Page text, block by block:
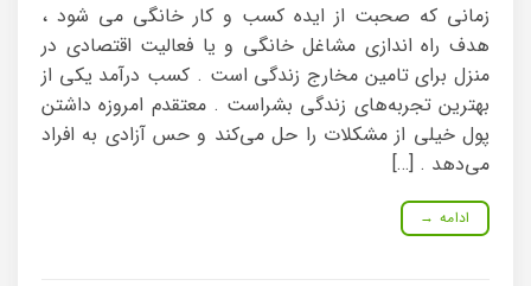
زمانی که صحبت از ایده کسب و کار خانگی می شود ،
هدف راه اندازی مشاغل خانگی و یا فعالیت اقتصادی در
منزل برای تامین مخارج زندگی است . کسب درآمد یکی از
بهترین تجربه‌های زندگی بشراست . معتقدم امروزه داشتن
پول خیلی از مشکلات را حل می‌کند و حس آزادی به افراد
می‌دهد . […]
ادامه →